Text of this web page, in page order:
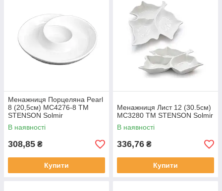
Менажниця Порцеляна Pearl
8 (20,5см) MC4276-8 ТМ
STENSON Solmir
В наявності
308,85 ₴
Купити
Менажниця Лист 12 (30.5см)
MC3280 ТМ STENSON Solmir
В наявності
336,76 ₴
Купити